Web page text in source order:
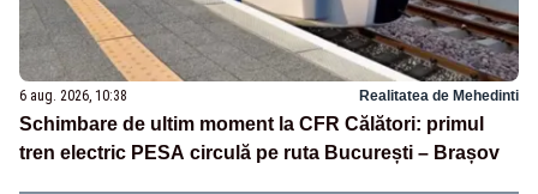
6 aug. 2026, 10:38 Realitatea de Mehedinti
Schimbare de ultim moment la CFR Călători: primul
tren electric PESA circulă pe ruta București – Brașov